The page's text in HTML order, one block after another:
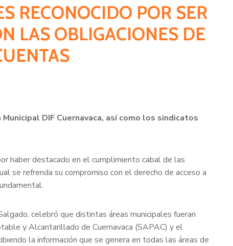
RECONOCIDO POR SER
LAS OBLIGACIONES DE
DIF Cuernavaca, así como los sindicatos
haber destacado en el cumplimiento cabal de las
se refrenda su compromiso con el derecho de acceso a
celebró que distintas áreas municipales fueran
y Alcantarillado de Cuernavaca (SAPAC) y el
la información que se genera en todas las áreas de